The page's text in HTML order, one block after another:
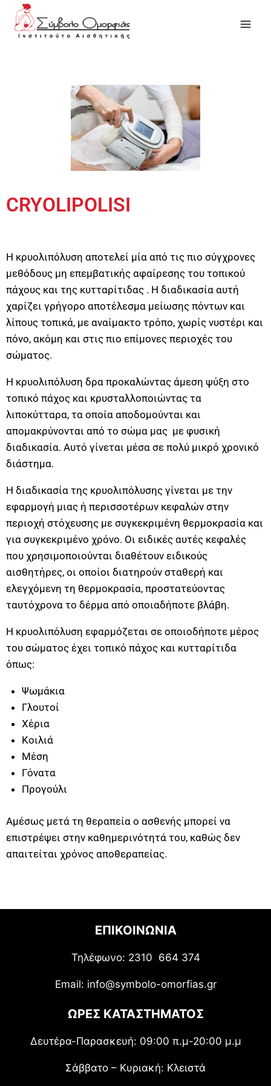
CRYOLIPOLISI
Η κρυολιπόλυση αποτελεί μία από τις πιο σύγχρονες
μεθόδους μη επεμβατικής αφαίρεσης του τοπικού
πάχους και της κυτταρίτιδας . Η διαδικασία αυτή
χαρίζει γρήγορο αποτέλεσμα μείωσης πόντων και
λίπους τοπικά, με αναίμακτο τρόπο, χωρίς νυστέρι και
πόνο, ακόμη και στις πιο επίμονες περιοχές του
σώματος.
Η κρυολιπόλυση δρα προκαλώντας άμεση ψύξη στο
τοπικό πάχος και κρυσταλλοποιώντας τα
λιποκύτταρα, τα οποία αποδομούνται και
απομακρύνονται από το σώμα μας με φυσική
διαδικασία. Αυτό γίνεται μέσα σε πολύ μικρό χρονικό
διάστημα.
Η διαδικασία της κρυολιπόλυσης γίνεται με την
εφαρμογή μιας ή περισσοτέρων κεφαλών στην
περιοχή στόχευσης με συγκεκριμένη θερμοκρασία και
για συγκεκριμένο χρόνο. Οι ειδικές αυτές κεφαλές
που χρησιμοποιούνται διαθέτουν ειδικούς
αισθητήρες, οι οποίοι διατηρούν σταθερή και
ελεγχόμενη τη θερμοκρασία, προστατεύοντας
ταυτόχρονα το δέρμα από οποιαδήποτε βλάβη.
Η κρυολιπόλυση εφαρμόζεται σε οποιοδήποτε μέρος
του σώματος έχει τοπικό πάχος και κυτταρίτιδα
όπως:
Ψωμάκια
Γλουτοί
Χέρια
Κοιλιά
Μέση
Γόνατα
Προγούλι
Αμέσως μετά τη θεραπεία ο ασθενής μπορεί να
επιστρέψει στην καθημερινότητά του, καθώς δεν
απαιτείται χρόνος αποθεραπείας.
ΕΠΙΚΟΙΝΩΝΙΑ
Τηλέφωνο: 2310 664 374
Email: info@symbolo-omorfias.gr
ΩΡΕΣ ΚΑΤΑΣΤΗΜΑΤΟΣ
Δευτέρα-Παρασκευή: 09:00 π.μ-20:00 μ.μ
Σάββατο – Κυριακή: Κλειστά